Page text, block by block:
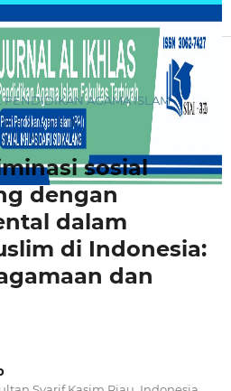
PENDIDIKAN AGAMA ISLAM /
sosial
dengan
dalam
di Indonesia:
dan